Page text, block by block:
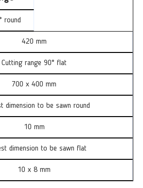
round
420 mm
Cutting range 90° flat
700 x 400 mm
dimension to be sawn round
10 mm
dimension to be sawn flat
10 x 8 mm